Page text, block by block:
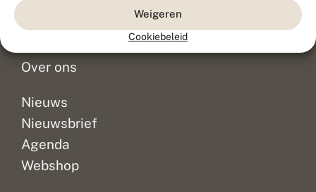
Weigeren
Cookiebeleid
Doneer
Over ons
Nieuws
Nieuwsbrief
Agenda
Webshop